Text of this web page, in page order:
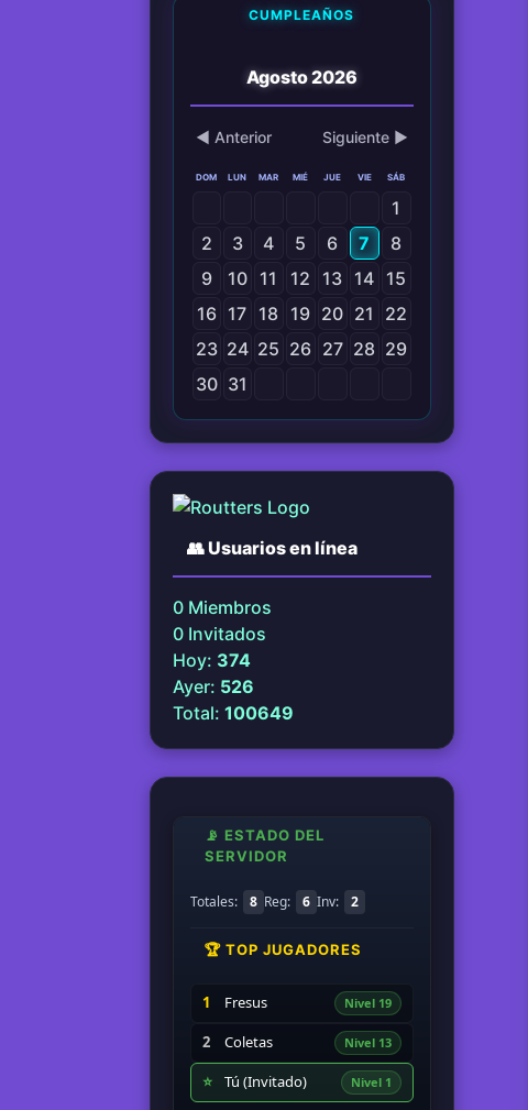
CUMPLEAÑOS
Agosto 2026
◀ Anterior Siguiente ▶
DOM LUN MAR MIÉ JUE VIE SÁB
1
2
3 4 5 6 7
8
9
10 11 12 13 14 15
16 17 18 19 20 21
22
23 24 25 26 27 28 29
30 31
👥Usuarios en línea
0 Miembros
0 Invitados
Hoy: 374
Ayer: 526
Total: 100649
📡 ESTADO DEL
SERVIDOR
Totales: 8 Reg: 6 Inv: 2
🏆 TOP JUGADORES
1 Fresus Nivel 19
2 Coletas Nivel 13
⭐ Tú (Invitado) Nivel 1